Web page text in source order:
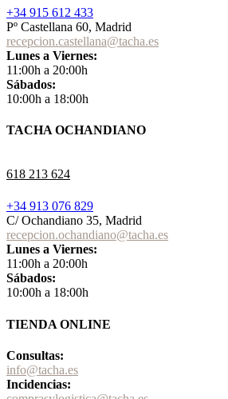
+34 915 612 433
Pº Castellana 60, Madrid
recepcion.castellana@tacha.es
Lunes a Viernes:
11:00h a 20:00h
Sábados:
10:00h a 18:00h
TACHA OCHANDIANO
618 213 624
+34 913 076 829
C/ Ochandiano 35, Madrid
recepcion.ochandiano@tacha.es
Lunes a Viernes:
11:00h a 20:00h
Sábados:
10:00h a 18:00h
TIENDA ONLINE
Consultas:
info@tacha.es
Incidencias: